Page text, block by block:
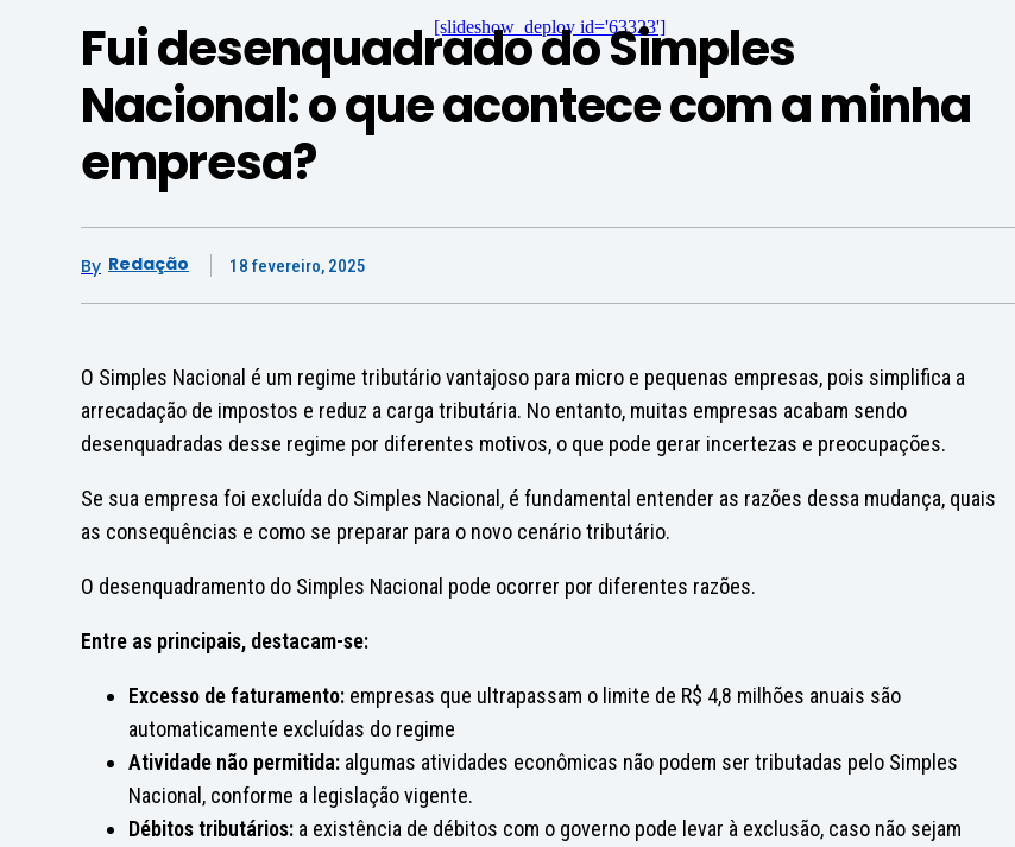
[slideshow_deploy id='63323']
Fui desenquadrado do Simples
Nacional: o que acontece com a minha
empresa?
By Redação 18 fevereiro, 2025
O Simples Nacional é um regime tributário vantajoso para micro e pequenas empresas, pois simplifica a
arrecadação de impostos e reduz a carga tributária. No entanto, muitas empresas acabam sendo
desenquadradas desse regime por diferentes motivos, o que pode gerar incertezas e preocupações.
Se sua empresa foi excluída do Simples Nacional, é fundamental entender as razões dessa mudança, quais
as consequências e como se preparar para o novo cenário tributário.
O desenquadramento do Simples Nacional pode ocorrer por diferentes razões.
Entre as principais, destacam-se:
Excesso de faturamento: empresas que ultrapassam o limite de R$ 4,8 milhões anuais são
automaticamente excluídas do regime
Atividade não permitida: algumas atividades econômicas não podem ser tributadas pelo Simples
Nacional, conforme a legislação vigente.
Débitos tributários: a existência de débitos com o governo pode levar à exclusão, caso não sejam